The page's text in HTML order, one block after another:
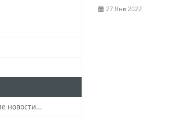
новости...
27 Янв 2022